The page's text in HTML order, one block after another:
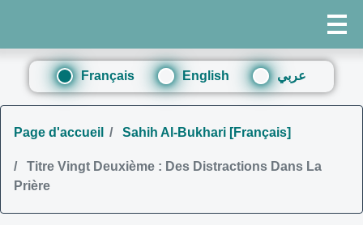
Français English عربي
Page d'accueil Sahih Al-Bukhari [Français]
Titre Vingt Deuxième : Des Distractions Dans La
Prière